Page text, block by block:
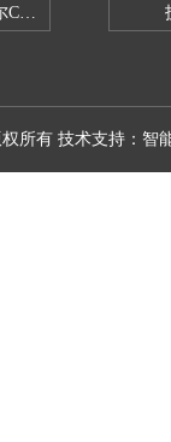
处理器
所有 技术支持： 智